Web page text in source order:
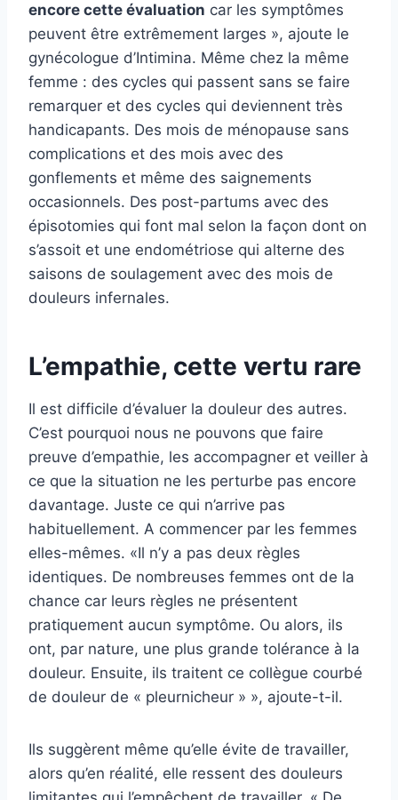
encore cette évaluation car les symptômes
peuvent être extrêmement larges », ajoute le
gynécologue d’Intimina. Même chez la même
femme : des cycles qui passent sans se faire
remarquer et des cycles qui deviennent très
handicapants. Des mois de ménopause sans
complications et des mois avec des
gonflements et même des saignements
occasionnels. Des post-partums avec des
épisotomies qui font mal selon la façon dont on
s’assoit et une endométriose qui alterne des
saisons de soulagement avec des mois de
douleurs infernales.
L’empathie, cette vertu rare
Il est difficile d’évaluer la douleur des autres.
C’est pourquoi nous ne pouvons que faire
preuve d’empathie, les accompagner et veiller à
ce que la situation ne les perturbe pas encore
davantage. Juste ce qui n’arrive pas
habituellement. A commencer par les femmes
elles-mêmes. «Il n’y a pas deux règles
identiques. De nombreuses femmes ont de la
chance car leurs règles ne présentent
pratiquement aucun symptôme. Ou alors, ils
ont, par nature, une plus grande tolérance à la
douleur. Ensuite, ils traitent ce collègue courbé
de douleur de « pleurnicheur » », ajoute-t-il.
Ils suggèrent même qu’elle évite de travailler,
alors qu’en réalité, elle ressent des douleurs